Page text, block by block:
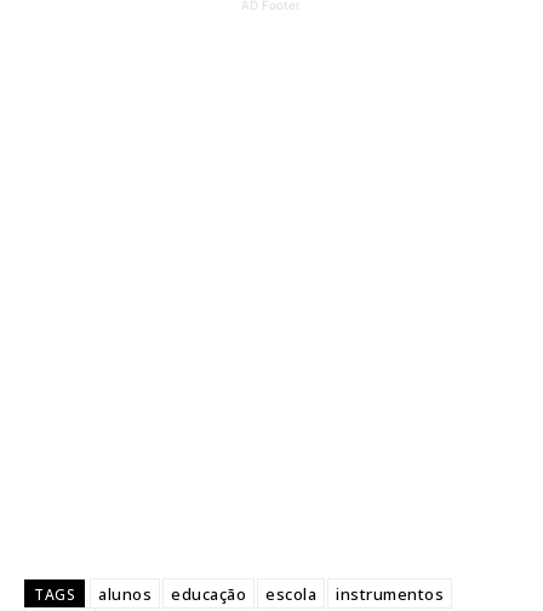
AD Footer
TAGS alunos educação escola instrumentos